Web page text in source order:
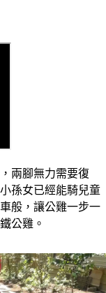
兩腳無力需要復
孫女已經能騎兒童
般，讓公雞一步一